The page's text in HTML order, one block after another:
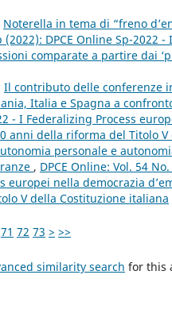
Noterella in tema di “freno
(2022): DPCE Online Sp-
comparate a partire dai
Il contributo delle conferenze
Italia e Spagna a
- I Federalizing Process
anni della riforma del Titolo
personale e
, DPCE Online: Vol. 54
europei nella democrazia
V della Costituzione italiana
71 72 73 > >>
similarity search for this